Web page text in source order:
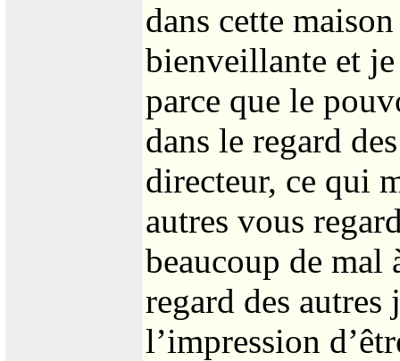
dans cette
bienveillante et
parce que le
dans le regard
directeur, ce qui
autres vous
beaucoup de mal
regard des autres
l’impression